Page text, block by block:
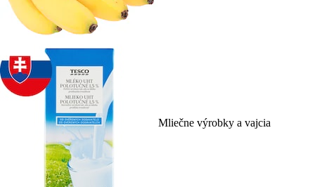
Mliečne výrobky a vajcia